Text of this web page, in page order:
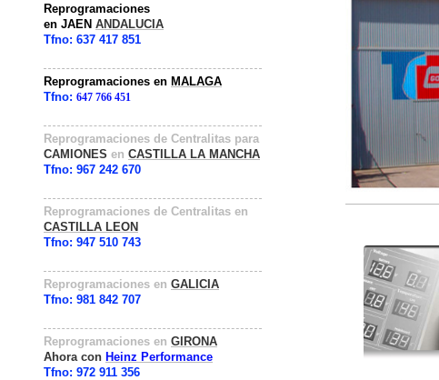
Reprogramaciones
en JAEN ANDALUCIA
Tfno: 637 417 851
Reprogramaciones en MALAGA
Tfno: 647 766 451
Reprogramaciones de Centralitas para
CAMIONES en CASTILLA LA MANCHA
Tfno: 967 242 670
Reprogramaciones de Centralitas en
CASTILLA LEON
Tfno: 947 510 743
Reprogramaciones en GALICIA
Tfno: 981 842 707
Reprogramaciones en GIRONA
Ahora con Heinz Performance
Tfno: 972 911 356